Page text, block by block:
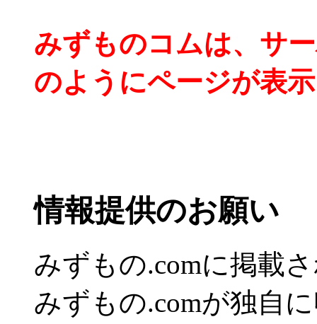
みずものコムは、サ
のようにページが表
情報提供のお願い
みずもの.comに掲載
みずもの.comが独自